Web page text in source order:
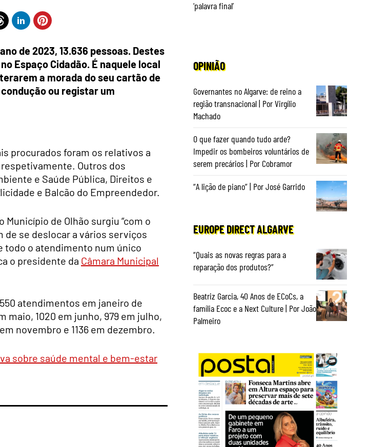
de 2023, 13.636 pessoas. Destes
Espaço Cidadão. É naquele local
a morada do seu cartão de
ou registar um
procurados foram os relativos a
respetivamente. Outros dos
e Saúde Pública, Direitos e
e Balcão do Empreendedor.
de Olhão surgiu “com o
se deslocar a vários serviços
todo o atendimento num único
o presidente da Câmara Municipal
atendimentos em janeiro de
maio, 1020 em junho, 979 em julho,
novembro e 1136 em dezembro.
sobre saúde mental e bem-estar
‘palavra final’
OPINIÃO
Governantes no Algarve: de reino a
região transnacional | Por Virgílio
Machado
O que fazer quando tudo arde?
Impedir os bombeiros voluntários de
serem precários | Por Cobramor
“A lição de piano” | Por José Garrido
EUROPE DIRECT ALGARVE
“Quais as novas regras para a
reparação dos produtos?”
Beatriz Garcia, 40 Anos de ECoCs, a
família Ecoc e a Next Culture | Por João
Palmeiro